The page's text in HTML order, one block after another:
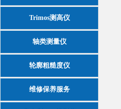
Trimos测高仪
轴类测量仪
轮廓粗糙度仪
维修保养服务